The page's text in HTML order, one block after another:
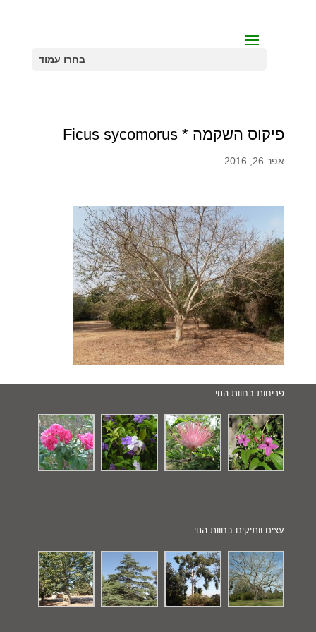
בחרו עמוד
פיקוס השקמה * Ficus sycomorus
אפר 26, 2016
פריחות בחוות הנוי
עצים וותיקים בחוות הנוי